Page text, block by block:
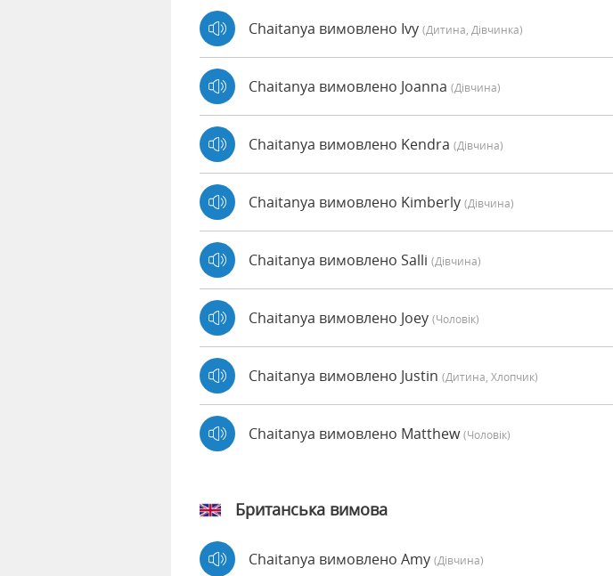
Chaitanya вимовлено Ivy (дитина, Дівчинка)
Chaitanya вимовлено Joanna (дівчина)
Chaitanya вимовлено Kendra (дівчина)
Chaitanya вимовлено Kimberly (дівчина)
Chaitanya вимовлено Salli (дівчина)
Chaitanya вимовлено Joey (чоловік)
Chaitanya вимовлено Justin (дитина, Хлопчик)
Chaitanya вимовлено Matthew(чоловік)
Британська вимова
Chaitanya вимовлено Amy (дівчина)